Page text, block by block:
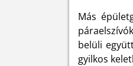
Más
belüli
gyilkos